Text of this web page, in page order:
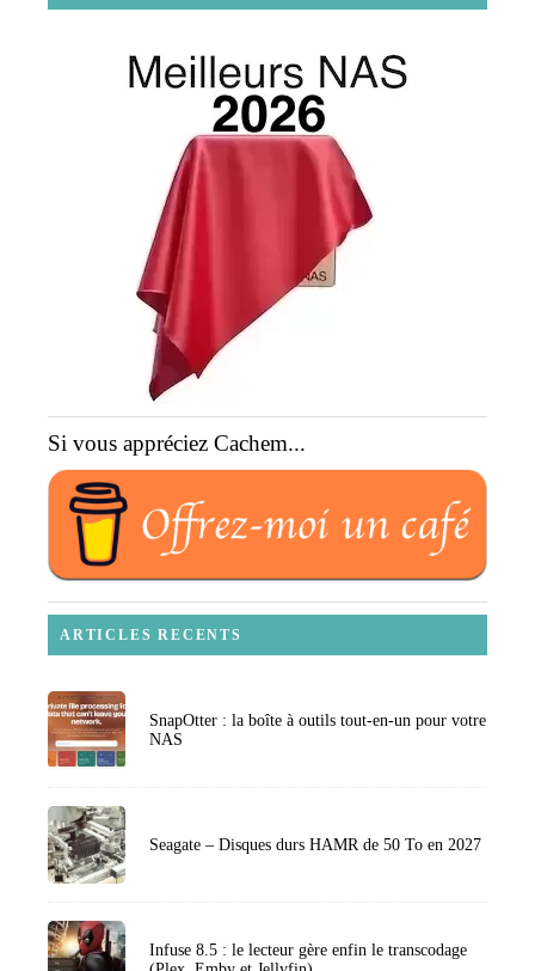
Si vous appréciez Cachem...
ARTICLES RECENTS
SnapOtter : la boîte à outils tout-en-un pour votre
NAS
Seagate – Disques durs HAMR de 50 To en 2027
Infuse 8.5 : le lecteur gère enfin le transcodage